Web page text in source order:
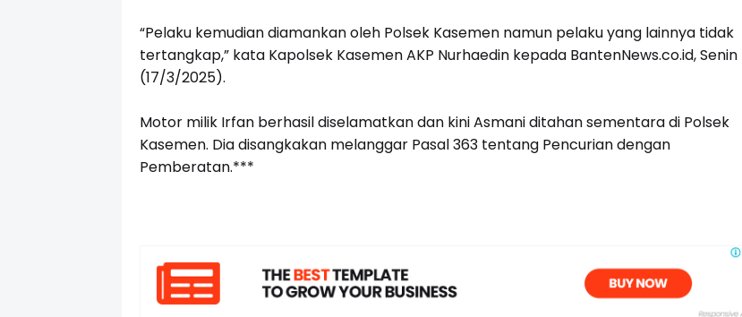
“Pelaku kemudian diamankan oleh Polsek Kasemen namun pelaku yang lainnya tidak
tertangkap,” kata Kapolsek Kasemen AKP Nurhaedin kepada BantenNews.co.id, Senin
(17/3/2025).
Motor milik Irfan berhasil diselamatkan dan kini Asmani ditahan sementara di Polsek
Kasemen. Dia disangkakan melanggar Pasal 363 tentang Pencurian dengan
Pemberatan.***